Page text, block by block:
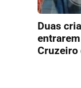
Duas
Cruzeiro